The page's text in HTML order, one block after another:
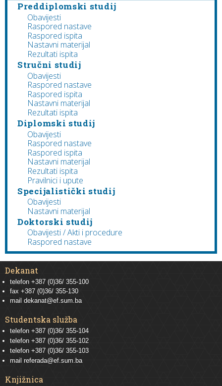
Preddiplomski studij
Obavijesti
Raspored nastave
Raspored ispita
Nastavni materijal
Rezultati ispita
Stručni studij
Obavijesti
Raspored nastave
Raspored ispita
Nastavni materijal
Rezultati ispita
Diplomski studij
Obavijesti
Raspored nastave
Raspored ispita
Nastavni materijal
Rezultati ispita
Pravilnici i upute
Specijalistički studij
Obavijesti
Nastavni materijal
Doktorski studij
Obavijesti / Akti i procedure
Raspored nastave
Dekanat
telefon +387 (0)36/ 355-100
fax +387 (0)36/ 355-130
mail dekanat@ef.sum.ba
Studentska služba
telefon +387 (0)36/ 355-104
telefon +387 (0)36/ 355-102
telefon +387 (0)36/ 355-103
mail referada@ef.sum.ba
Knjižnica